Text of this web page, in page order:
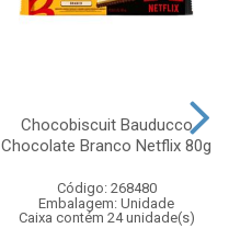
Chocobiscuit Bauducco
Chocolate Branco Netflix 80g
Código: 268480
Embalagem: Unidade
Caixa contém 24 unidade(s)